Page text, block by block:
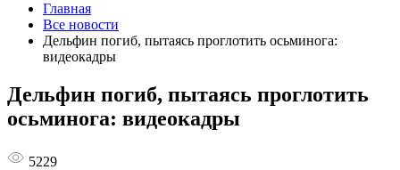
Главная
Все новости
Дельфин погиб, пытаясь проглотить осьминога:
видеокадры
Дельфин погиб, пытаясь проглотить
осьминога: видеокадры
5229